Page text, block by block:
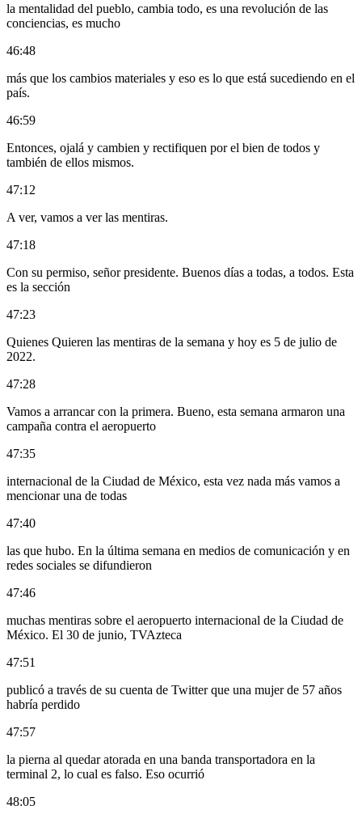
la mentalidad del pueblo, cambia todo, es una revolución de las
conciencias, es mucho
46:48
más que los cambios materiales y eso es lo que está sucediendo en el
país.
46:59
Entonces, ojalá y cambien y rectifiquen por el bien de todos y
también de ellos mismos.
47:12
A ver, vamos a ver las mentiras.
47:18
Con su permiso, señor presidente. Buenos días a todas, a todos. Esta
es la sección
47:23
Quienes Quieren las mentiras de la semana y hoy es 5 de julio de
2022.
47:28
Vamos a arrancar con la primera. Bueno, esta semana armaron una
campaña contra el aeropuerto
47:35
internacional de la Ciudad de México, esta vez nada más vamos a
mencionar una de todas
47:40
las que hubo. En la última semana en medios de comunicación y en
redes sociales se difundieron
47:46
muchas mentiras sobre el aeropuerto internacional de la Ciudad de
México. El 30 de junio, TVAzteca
47:51
publicó a través de su cuenta de Twitter que una mujer de 57 años
habría perdido
47:57
la pierna al quedar atorada en una banda transportadora en la
terminal 2, lo cual es falso. Eso ocurrió
48:05